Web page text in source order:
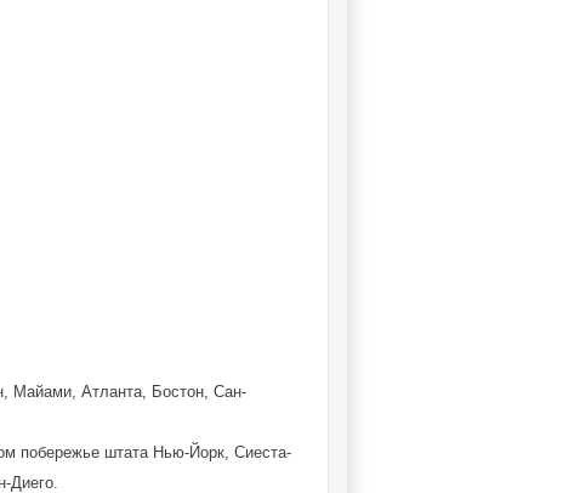
Майами, Атланта, Бостон, Сан-
побережье штата Нью-Йорк, Сиеста-
Диего.